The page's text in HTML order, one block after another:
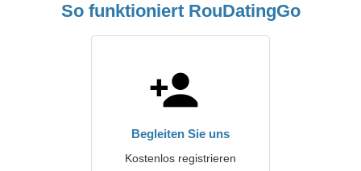
So funktioniert RouDatingGo
Begleiten Sie uns
Kostenlos registrieren